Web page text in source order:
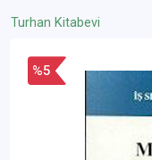
Turhan Kitabevi
%5